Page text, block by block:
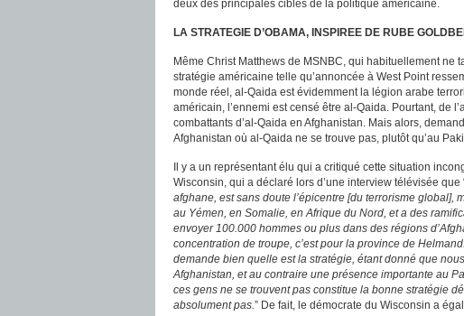
deux des principales cibles de la politique américaine.
LA STRATEGIE D’OBAMA, INSPIREE DE RUBE
Même Christ Matthews de MSNBC, qui habituellement ne
stratégie américaine telle qu’annoncée à West Point
monde réel, al-Qaida est évidemment la légion arabe
américain, l’ennemi est censé être al-Qaida. Pourtant, de
combattants d’al-Qaida en Afghanistan. Mais alors,
Afghanistan où al-Qaida ne se trouve pas, plutôt qu’au
Il y a un représentant élu qui a critiqué cette situation
Wisconsin, qui a déclaré lors d’une interview télévisée que
afghane, est sans doute l’épicentre [du terrorisme global],
au Yémen, en Somalie, en Afrique du Nord, et a des
envoyer 100.000 hommes ou plus dans des régions
concentration de troupe, c’est pour la province de
demande bien quelle est la stratégie, étant donné que
Afghanistan, et au contraire une présence importante au
ces gens ne se trouvent pas constitue la bonne stratégie
absolument pas.” De fait, le démocrate du Wisconsin a